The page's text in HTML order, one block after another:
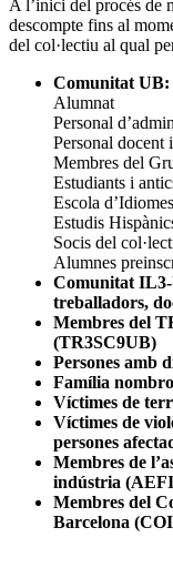
A l’inici del procés de
descompte fins al
del col·lectiu al qual
Comunitat
Alumnat
Personal
Personal docent
Membres del
Estudiants i
Escola
Estudis
Socis del
Alumnes
Comunitat
treballadors,
Membres del
(TR3SC9UB)
Persones amb
Família
Víctimes de
Víctimes de
persones
Membres de
indústria
Membres del
Barcelona